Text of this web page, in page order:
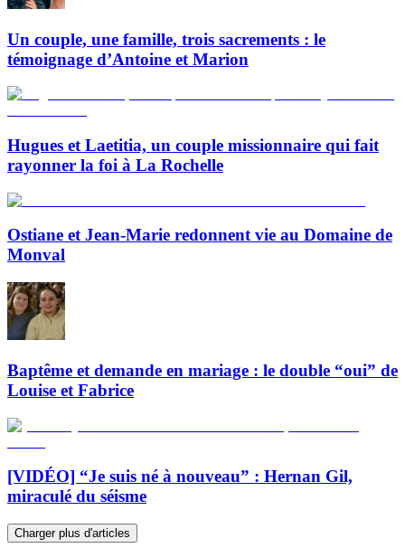
Un couple, une famille, trois sacrements : le
témoignage d’Antoine et Marion
Hugues et Laetitia, un couple missionnaire qui fait
rayonner la foi à La Rochelle
Ostiane et Jean-Marie redonnent vie au Domaine de
Monval
Baptême et demande en mariage : le double “oui” de
Louise et Fabrice
[VIDÉO] “Je suis né à nouveau” : Hernan Gil,
miraculé du séisme
Charger plus d'articles